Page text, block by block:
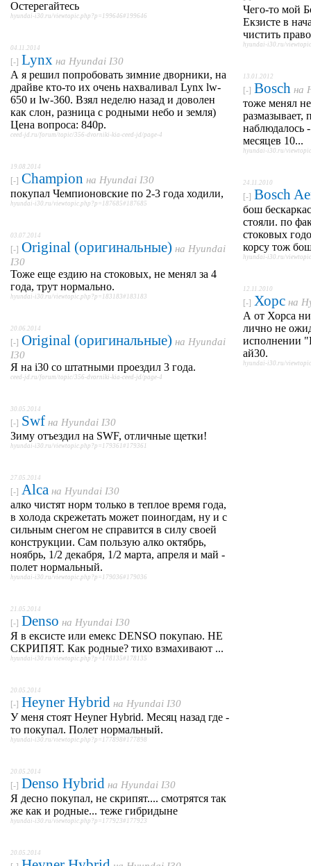
Остерегайтесь
hyundai-i30.ru/viewtopic.php?p=199646#199646
04.11.2014
[-] Lynx на Hyundai I30
А я решил попробовать зимние дворники, на
драйве кто-то их очень нахваливал Lynx lw-
650 и lw-360. Взял неделю назад и доволен
как слон, разница с родными небо и земля)
Цена вопроса: 840р.
ceed-jd.ru/forum/topic/356-dvorniki-kia-ceed-jd/page-4
19.08.2014
[-] Champion на Hyundai I30
покупал Чемпионовские по 2-3 года ходили,
hyundai-i30.ru/viewtopic.php?p=187685#187685
03.07.2014
[-] Original (оригинальные) на Hyundai
I30
Тоже еще ездию на стоковых, не менял за 4
года, трут нормально.
hyundai-i30.ru/viewtopic.php?p=183183#183183
20.06.2014
[-] Original (оригинальные) на Hyundai
I30
Я на i30 со штатными проездил 3 года.
ceed-jd.ru/forum/topic/356-dvorniki-kia-ceed-jd/page-4
30.05.2014
[-] Swf на Hyundai I30
Зиму отъездил на SWF, отличные щетки!
hyundai-i30.ru/viewtopic.php?p=179361#179361
27.05.2014
[-] Alca на Hyundai I30
алко чистят норм только в теплое время года,
в холода скрежетать может поиногдам, ну и с
сильным снегом не справится в силу своей
конструкции. Сам пользую алко октябрь,
ноябрь, 1/2 декабря, 1/2 марта, апреля и май -
полет нормальный.
hyundai-i30.ru/viewtopic.php?p=179036#179036
21.05.2014
[-] Denso на Hyundai I30
Я в ексисте или емекс DENSO покупаю. НЕ
СКРИПЯТ. Как родные? тихо взмахивают ...
hyundai-i30.ru/viewtopic.php?p=178135#178135
20.05.2014
[-] Heyner Hybrid на Hyundai I30
У меня стоят Heyner Hybrid. Месяц назад где -
то покупал. Полет нормальный.
hyundai-i30.ru/viewtopic.php?p=177898#177898
20.05.2014
[-] Denso Hybrid на Hyundai I30
Я десно покупал, не скрипят.... смотрятся так
же как и родные... теже гибридыне
hyundai-i30.ru/viewtopic.php?p=177923#177923
20.05.2014
Чего-то мой
Екзисте в
чистить
hyundai-i30.ru/
13.01.2012
[-] Bosch на
тоже менял
размазывает,
наблюдалось
месяцев 10...
hyundai-i30.ru/
24.11.2010
[-] Bosch
бош
стояли. по
стоковых
корсу тож
hyundai-i30.ru/
12.11.2010
[-] Хорс на
А от Хорса
лично не
исполнении
ай30.
hyundai-i30.ru/